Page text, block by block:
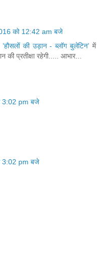
को 12:42 am बजे
’हौसलों की उड़ान - ब्लॉग बुलेटिन’ में
की प्रतीक्षा रहेगी..... आभार...
3:02 pm बजे
3:02 pm बजे